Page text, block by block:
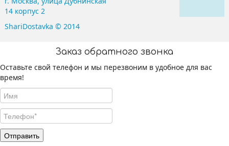
14 корпус 2
ShariDostavka © 2014
Заказ обратного звонка
Оставьте свой телефон и мы перезвоним в удобное для вас
время!
Отправить